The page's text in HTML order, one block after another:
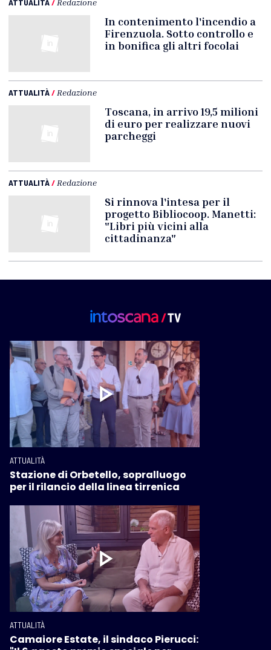
In contenimento l'incendio a
Firenzuola. Sotto controllo e
in bonifica gli altri focolai
ATTUALITÀ/ Redazione
Toscana, in arrivo 19,5 milioni
di euro per realizzare nuovi
parcheggi
ATTUALITÀ/ Redazione
Si rinnova l'intesa per il
progetto Bibliocoop. Manetti:
"Libri più vicini alla
cittadinanza"
ATTUALITÀ
Stazione di Orbetello, sopralluogo
per il rilancio della linea tirrenica
ATTUALITÀ
Camaiore Estate, il sindaco Pierucci: